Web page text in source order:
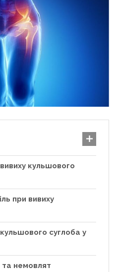
кульшового
при вивиху
суглоба у
та немовлят